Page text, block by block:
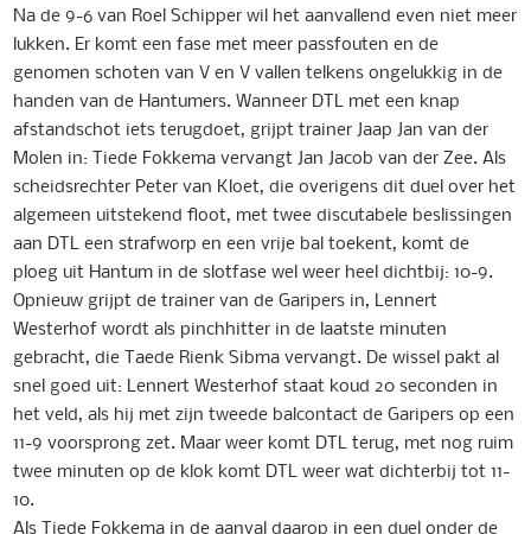
Na de 9-6 van Roel Schipper wil het aanvallend even niet meer
lukken. Er komt een fase met meer passfouten en de
genomen schoten van V en V vallen telkens ongelukkig in de
handen van de Hantumers. Wanneer DTL met een knap
afstandschot iets terugdoet, grijpt trainer Jaap Jan van der
Molen in: Tiede Fokkema vervangt Jan Jacob van der Zee. Als
scheidsrechter Peter van Kloet, die overigens dit duel over het
algemeen uitstekend floot, met twee discutabele beslissingen
aan DTL een strafworp en een vrije bal toekent, komt de
ploeg uit Hantum in de slotfase wel weer heel dichtbij: 10-9.
Opnieuw grijpt de trainer van de Garipers in, Lennert
Westerhof wordt als pinchhitter in de laatste minuten
gebracht, die Taede Rienk Sibma vervangt. De wissel pakt al
snel goed uit: Lennert Westerhof staat koud 20 seconden in
het veld, als hij met zijn tweede balcontact de Garipers op een
11-9 voorsprong zet. Maar weer komt DTL terug, met nog ruim
twee minuten op de klok komt DTL weer wat dichterbij tot 11-
10.
Als Tiede Fokkema in de aanval daarop in een duel onder de